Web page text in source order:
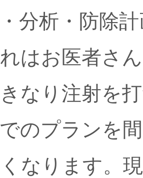
・分析・防除
はお医者さ
なり注射を
のプランを
なります。